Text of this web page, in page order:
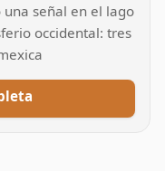
señal en el lago
occidental: tres